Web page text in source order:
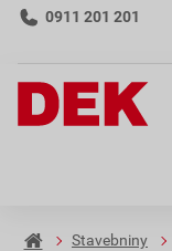
0911 201 201
Stavebniny